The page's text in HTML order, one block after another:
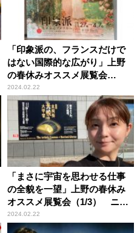
「印象派の、フランスだけで
はない国際的な広がり」上野
の春休みオススメ展覧会
（3/3） ニッポン放送アナウ
ンサー・箱崎みどり
2024.02.22
「まさに宇宙を思わせる仕事
の全貌を一望」上野の春休み
オススメ展覧会（1/3） ニッ
ポン放送アナウンサー・箱崎
みどり
2024.02.22